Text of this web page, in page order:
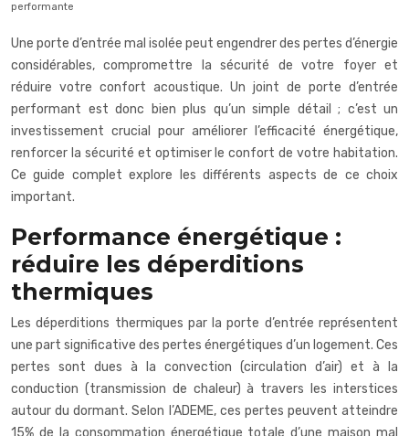
performante
Une porte d’entrée mal isolée peut engendrer des pertes d’énergie
considérables, compromettre la sécurité de votre foyer et
réduire votre confort acoustique. Un joint de porte d’entrée
performant est donc bien plus qu’un simple détail ; c’est un
investissement crucial pour améliorer l’efficacité énergétique,
renforcer la sécurité et optimiser le confort de votre habitation.
Ce guide complet explore les différents aspects de ce choix
important.
Performance énergétique :
réduire les déperditions
thermiques
Les déperditions thermiques par la porte d’entrée représentent
une part significative des pertes énergétiques d’un logement. Ces
pertes sont dues à la convection (circulation d’air) et à la
conduction (transmission de chaleur) à travers les interstices
autour du dormant. Selon l’ADEME, ces pertes peuvent atteindre
15% de la consommation énergétique totale d’une maison mal